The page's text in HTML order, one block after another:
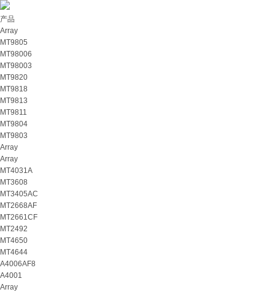
产品
Array
MT9805
MT98006
MT98003
MT9820
MT9818
MT9813
MT9811
MT9804
MT9803
Array
Array
MT4031A
MT3608
MT3405AC
MT2668AF
MT2661CF
MT2492
MT4650
MT4644
A4006AF8
A4001
Array